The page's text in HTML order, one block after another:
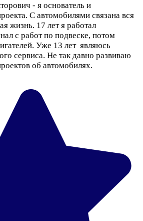
- я основатель и
С автомобилями связана вся
жизнь. 17 лет я работал
с работ по подвеске, потом
Уже 13 лет являюсь
сервиса. Не так давно развиваю
об автомобилях.